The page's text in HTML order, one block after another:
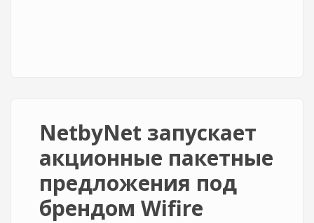
NetbyNet запускает
акционные пакетные
предложения под
брендом Wifire